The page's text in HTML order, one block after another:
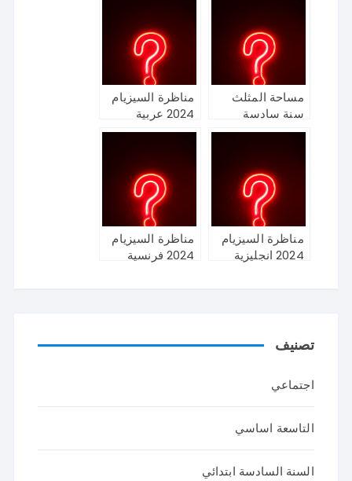
مساحة المثلث
سنة سادسة
مناظرة السيزيام
2024 عربية
مناظرة السيزيام
2024 انجليزية
مناظرة السيزيام
2024 فرنسية
تصنيف
اجتماعي
التاسعة اساسي
السنة السادسة ابتدائي